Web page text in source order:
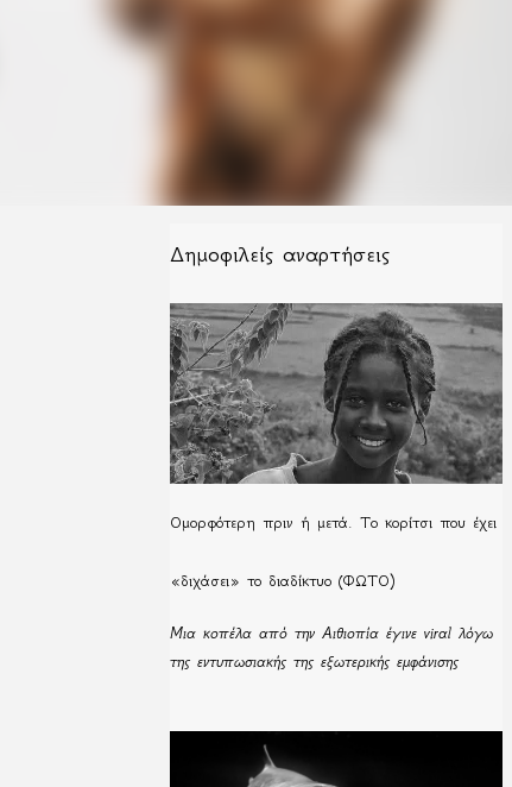
Δημοφιλείς αναρτήσεις
Ομορφότερη πριν ή μετά. Το κορίτσι που έχει
«διχάσει» το διαδίκτυο (ΦΩΤΟ)
Μια κοπέλα από την Αιθιοπία έγινε viral λόγω
της εντυπωσιακής της εξωτερικής εμφάνισης